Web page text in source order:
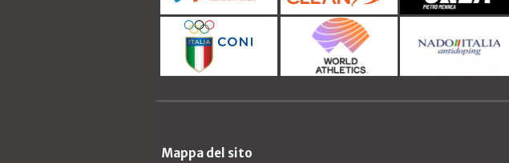
Mappa del sito